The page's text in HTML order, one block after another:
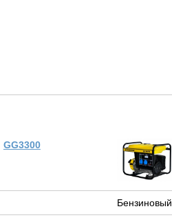
GG3300
Бензиновый